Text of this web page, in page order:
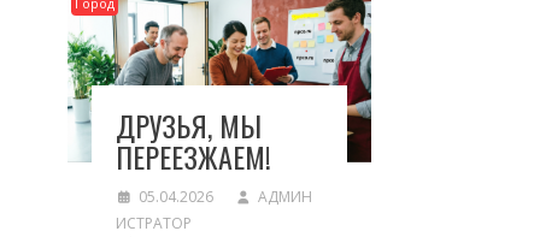
ДРУЗЬЯ, МЫ
ПЕРЕЕЗЖАЕМ!
05.04.2026
АДМИН
ИСТРАТОР